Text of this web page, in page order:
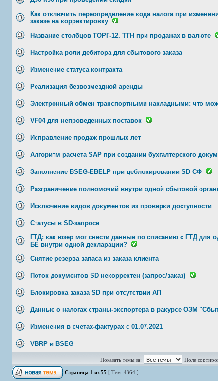
Как отключить переопределение кода налога при
заказе на корректировку
Название столбцов TОРГ-12, TTН при продажах в валюте
Настройка роли дебитора для сбытового заказа
Изменение статуса контракта
Реализация безвозмездной аренды
Электронный обмен транспортными накладными: что
VF04 для непроведенных поставок
Исправление продаж прошлых лет
Алгоритм расчета SAP при создании бухгалтерского
Заполнение BSEG-EBELP при деблокировании SD СФ
Разграничение полномочий внутри одной сбытовой
Исключение видов документов из проверки доступности
Статусы в SD-запросе
ГТД: как юзер мог снести данные по списанию с ГТД для
БЕ внутри одной декларации?
Снятие резерва запаса из заказа клиента
Поток документов SD некорректен (запрос/заказ)
Блокировка заказа SD при отсутствии АП
Данные о налогах страны-экспортера в ракурсе ОЗМ
Изменения в счетах-фактурах с 01.07.2021
VBRP и BSEG
Показать темы за: Поле
Страница 1 из 55 [ Тем: 4364 ]